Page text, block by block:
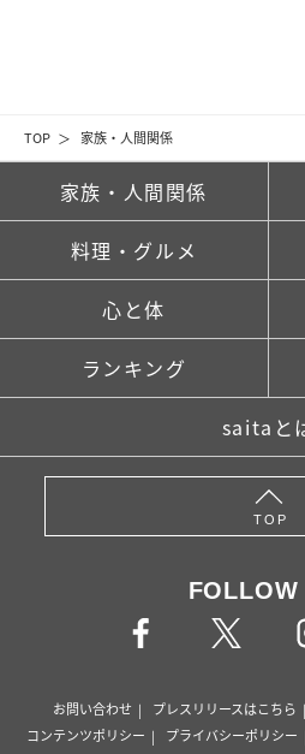
TOP 家族・人間関係
家族・人間関係
料理・グルメ
心と体
ランキング
saitaと
TOP
FOLLOW
お問い合わせ プレスリリースはこちら
コンテンツポリシー
プライバシーポリシー